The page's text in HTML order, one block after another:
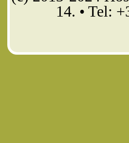
14. • Tel: